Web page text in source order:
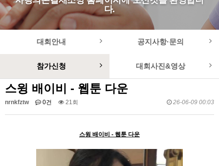
다.
대회안내 공지사항·문의
참가신청 대회사진&영상
스윙 배이비 - 웹툰 다운
nrnkfztw 0건 21회 26-06-09 00:03
스윙 배이비 - 웹툰 다운